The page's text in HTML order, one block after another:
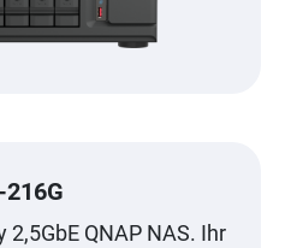
216G
QNAP NAS. Ihr